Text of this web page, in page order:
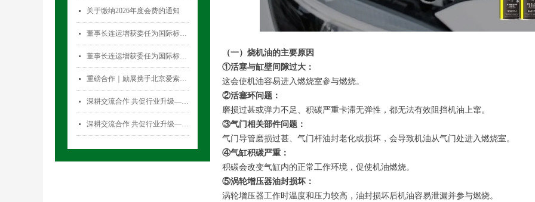
（一）烧机油的主要原因
①活塞与缸壁间隙过大：
这会使机油容易进入燃烧室参与燃烧。
②活塞环问题：
磨损过甚或弹力不足、积碳严重卡滞无弹性，都无法有效阻挡机油上窜。
③气门相关部件问题：
气门导管磨损过甚、气门杆油封老化或损坏，会导致机油从气门处进入燃烧室。
④气缸积碳严重：
积碳会改变气缸内的正常工作环境，促使机油燃烧。
⑤涡轮增压器油封损坏：
涡轮增压器工作时温度和压力较高，油封损坏后机油容易泄漏并参与燃烧。
넷 关于缴纳2026年度会费的通知
넷 董事长连运增获委任为国际标准化组织薄壁金属容器技术委员会(ISO/TC52)主席
넷 董事长连运增获委任为国际标准化组织薄壁金属容器技术委员会(ISO/TC52)主席
넷 重磅合作｜励展携手北京爱索塞瑞斯展览有限公司 全新升级国际气雾剂与金属容器展览会！
넷 深耕交流合作 共促行业升级——气雾剂委员会开展专项访问活动
넷 深耕交流合作 共促行业升级——气雾剂委员会开展专项访问活动